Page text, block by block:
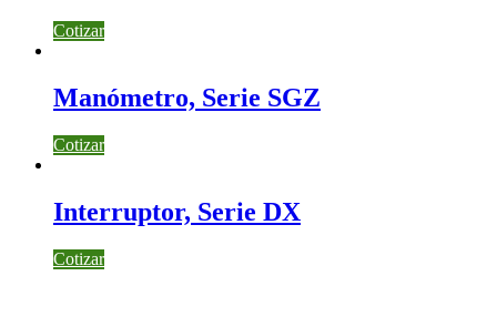
Cotizar
Manómetro, Serie SGZ
Cotizar
Interruptor, Serie DX
Cotizar